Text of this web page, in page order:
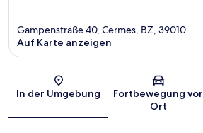
Karte
Gampenstraße 40, Cermes, BZ, 39010
Auf Karte anzeigen
In der Umgebung
Fortbewegung vor
Ort